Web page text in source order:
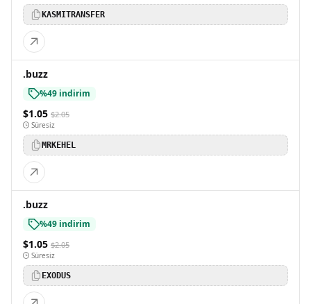
KASMITRANSFER
.buzz
%49 indirim
$1.05 $2.05
Süresiz
MRKEHEL
.buzz
%49 indirim
$1.05 $2.05
Süresiz
EXODUS